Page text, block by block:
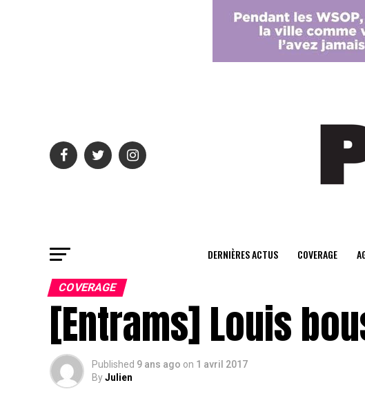
DERNIÈRES ACTUS COVERAGE
COVERAGE
[Entrams] Louis
Published 9 ans ago on 1 avril 2017
ByJulien